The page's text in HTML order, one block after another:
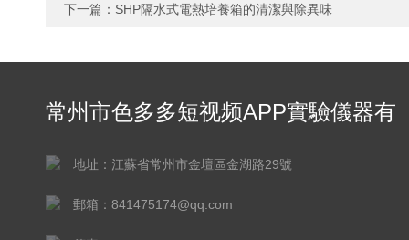
下一篇： SHP隔水式電熱培養箱的清潔與除異味
常州市色多多短视频APP實驗儀器有
地址：江蘇省常州市金壇區金湖路29號
郵箱：841475174@qq.com